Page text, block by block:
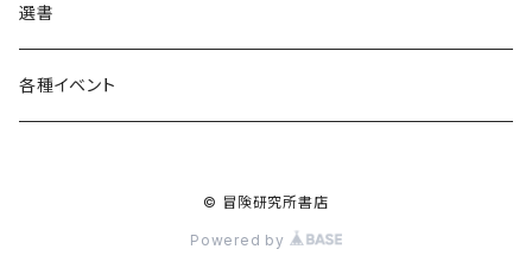
その他
ウェア
選書
各種イベント
© 冒険研究所書店
Powered by